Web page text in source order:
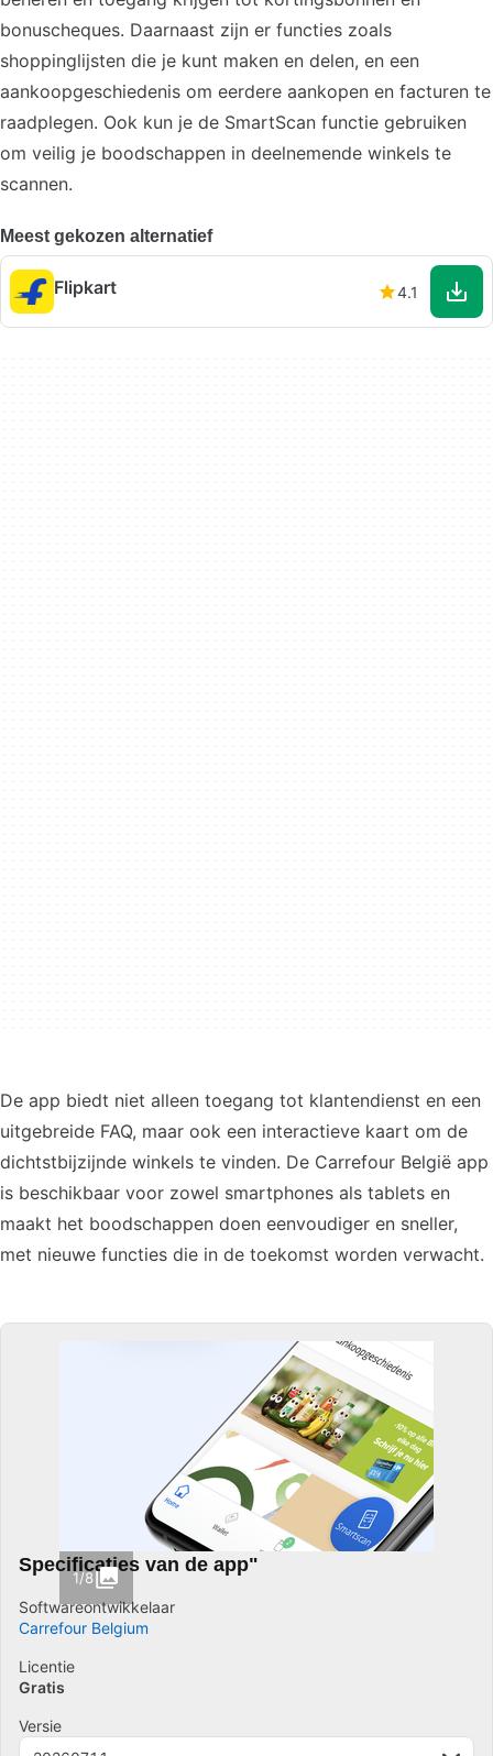
bonuscheques. Daarnaast zijn er functies zoals
shoppinglijsten die je kunt maken en delen, en een
aankoopgeschiedenis om eerdere aankopen en facturen te
raadplegen. Ook kun je de SmartScan functie gebruiken
om veilig je boodschappen in deelnemende winkels te
scannen.
Meest gekozen alternatief
Flipkart 4.1
De app biedt niet alleen toegang tot klantendienst en een
uitgebreide FAQ, maar ook een interactieve kaart om de
dichtstbijzijnde winkels te vinden. De Carrefour België app
is beschikbaar voor zowel smartphones als tablets en
maakt het boodschappen doen eenvoudiger en sneller,
met nieuwe functies die in de toekomst worden verwacht.
1/8
Specificaties van de app"
Softwareontwikkelaar
Carrefour Belgium
Licentie
Gratis
Versie